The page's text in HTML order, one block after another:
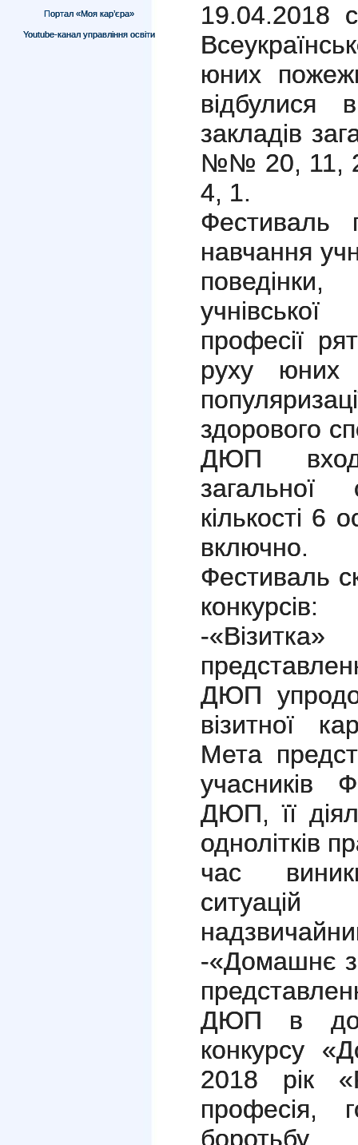
Портал «Моя кар’єра»
Youtube-канал управління освіти
19.04.2018
юних
закладів
№№ 20, 11,
4, 1.
Фестиваль
навчання
професії
руху юних
здорового
ДЮП
загальної
кількості 6
включно.
Фестиваль
конкурсів:
-
ДЮП
візитної
Мета
учасників
ДЮП, її
однолітків
час
-«Домашнє
ДЮП в
конкурсу
2018 рік
професія,